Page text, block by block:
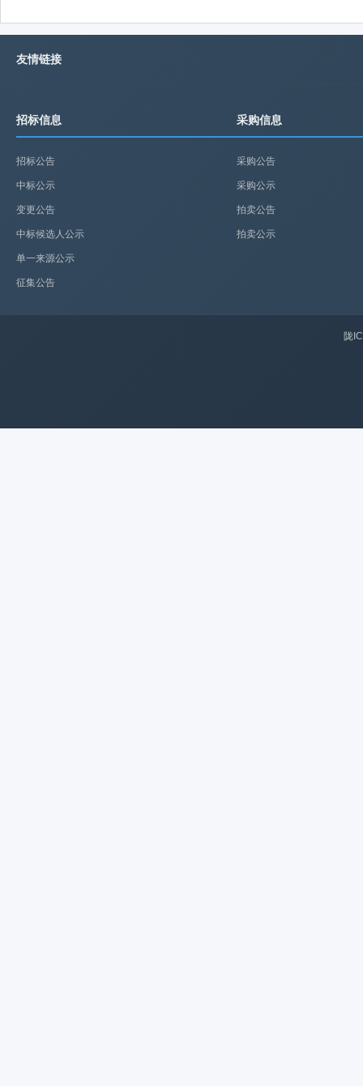
友情链接
招标信息
招标公告
中标公示
变更公告
中标候选人公示
单一来源公示
征集公告
采购信息
采购公告
采购公示
拍卖公告
拍卖公示
陇